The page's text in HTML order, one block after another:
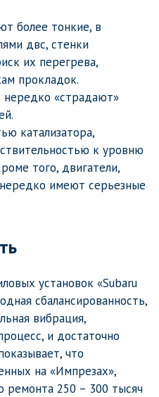
более тонкие, в
двс, стенки
их перегрева,
прокладок.
нередко «страдают»
катализатора,
к уровню
того, двигатели,
имеют серьезные
установок «Subaru
сбалансированность,
вибрация,
и достаточно
что
на «Импрезах»,
ремонта 250 – 300 тысяч